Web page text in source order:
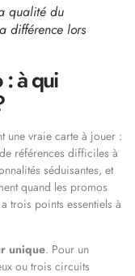
qualité du
différence lors
: à qui
une vraie carte à jouer :
références difficiles à
séduisantes, et
quand les promos
trois points essentiels à
unique. Pour un
ou trois circuits